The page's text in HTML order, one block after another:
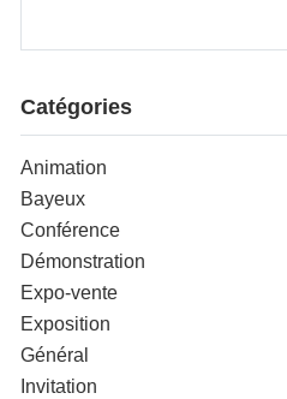
Catégories
Animation
Bayeux
Conférence
Démonstration
Expo-vente
Exposition
Général
Invitation